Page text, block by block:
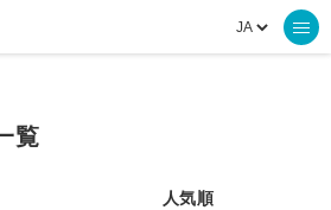
覧
人気順